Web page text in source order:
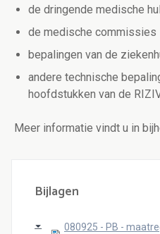
de dringende medische
de medische commissies
bepalingen van de
andere technische
hoofdstukken van de
Meer informatie vindt u in
Bijlagen
080925 - PB -